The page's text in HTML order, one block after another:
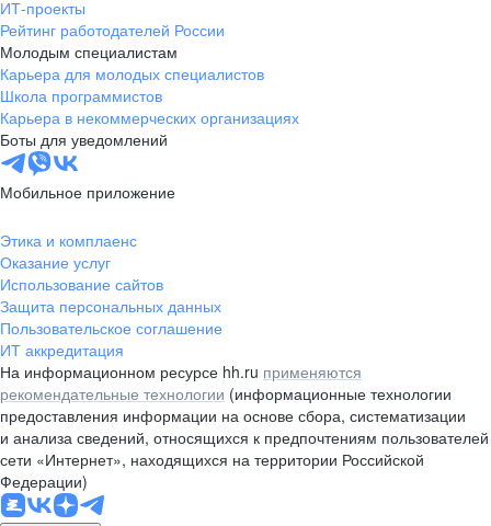
ИТ-проекты
Рейтинг работодателей России
Молодым специалистам
Карьера для молодых специалистов
Школа программистов
Карьера в некоммерческих организациях
Боты для уведомлений
Мобильное приложение
Этика и комплаенс
Оказание услуг
Использование сайтов
Защита персональных данных
Пользовательское соглашение
ИТ аккредитация
На информационном ресурсе hh.ru применяются
рекомендательные технологии (информационные технологии
предоставления информации на основе сбора, систематизации
и анализа сведений, относящихся к предпочтениям пользователей
сети «Интернет», находящихся на территории Российской
Федерации)